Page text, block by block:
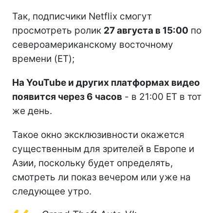
Так, подписчики Netflix смогут
просмотреть ролик 27 августа в 15:00 по
североамериканскому восточному
времени (ET);
На YouTube и других платформах видео
появится через 6 часов - в 21:00 ET в тот
же день.
Такое окно эксклюзивности окажется
существенным для зрителей в Европе и
Азии, поскольку будет определять,
смотреть ли показ вечером или уже на
следующее утро.